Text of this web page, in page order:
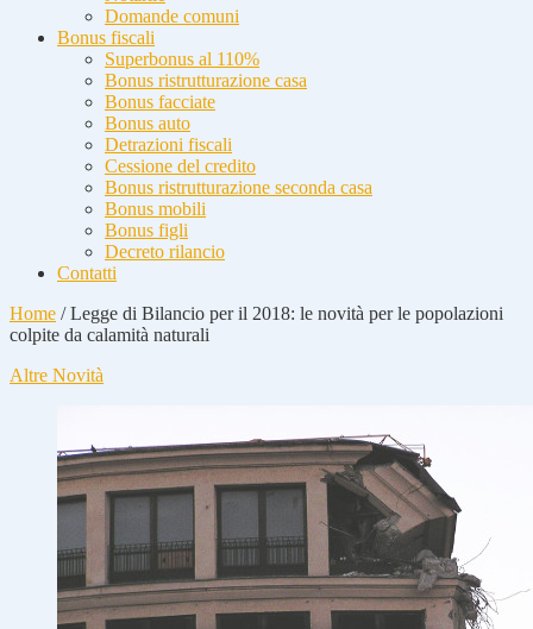
Domande comuni
Bonus fiscali
Superbonus al 110%
Bonus ristrutturazione casa
Bonus facciate
Bonus auto
Detrazioni fiscali
Cessione del credito
Bonus ristrutturazione seconda casa
Bonus mobili
Bonus figli
Decreto rilancio
Contatti
Home /Legge di Bilancio per il 2018: le novità per le popolazioni
colpite da calamità naturali
Altre Novità